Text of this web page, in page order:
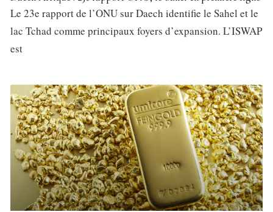
Le 23e rapport de l’ONU sur Daech identifie le Sahel et le
lac Tchad comme principaux foyers d’expansion. L’ISWAP
est